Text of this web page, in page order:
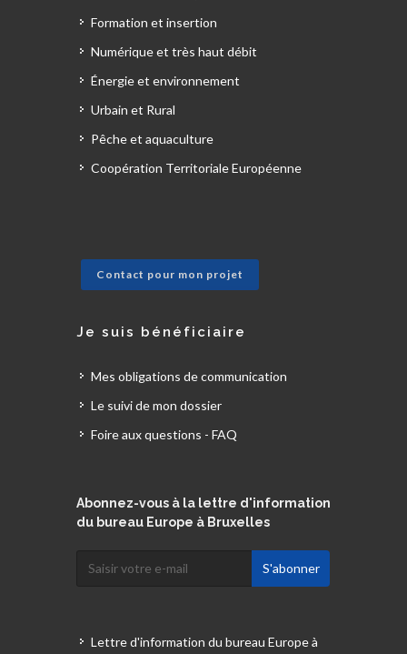
Formation et insertion
Numérique et très haut débit
Énergie et environnement
Urbain et Rural
Pêche et aquaculture
Coopération Territoriale Européenne
Contact pour mon projet
Je suis bénéficiaire
Mes obligations de communication
Le suivi de mon dossier
Foire aux questions - FAQ
Abonnez-vous à la lettre d'information
du bureau Europe à Bruxelles
Lettre d'information du bureau Europe à